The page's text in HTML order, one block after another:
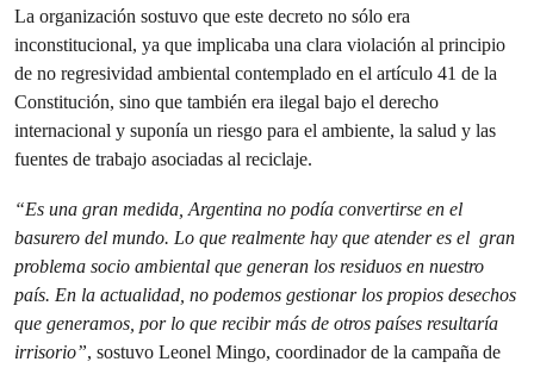
La organización sostuvo que este decreto no sólo era
inconstitucional, ya que implicaba una clara violación al principio
de no regresividad ambiental contemplado en el artículo 41 de la
Constitución, sino que también era ilegal bajo el derecho
internacional y suponía un riesgo para el ambiente, la salud y las
fuentes de trabajo asociadas al reciclaje.
“Es una gran medida, Argentina no podía convertirse en el
basurero del mundo. Lo que realmente hay que atender es el gran
problema socio ambiental que generan los residuos en nuestro
país. En la actualidad, no podemos gestionar los propios desechos
que generamos, por lo que recibir más de otros países resultaría
irrisorio”, sostuvo Leonel Mingo, coordinador de la campaña de